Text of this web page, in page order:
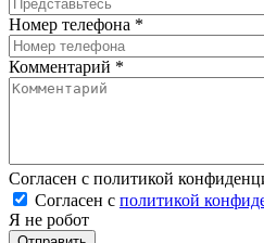
Номер телефона *
Комментарий *
Согласен с политикой
Согласен с политикой
Я не робот